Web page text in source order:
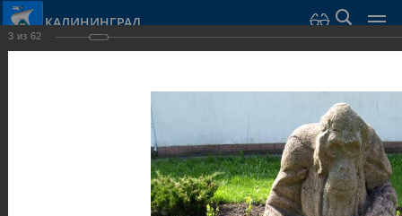
КАЛИНИНГРАД
Скульптуры и мемориалы
Скульптуры и мемориалы
3 из 62